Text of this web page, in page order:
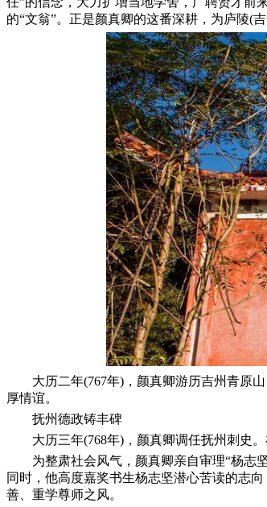
的“文翁”。正是颜真卿的这番深耕，为庐陵(
大历二年(767年)，颜真卿游历吉州青原
厚情谊。
抚州德政铸丰碑
大历三年(768年)，颜真卿调任抚州刺史
为整肃社会风气，颜真卿亲自审理“杨志
同时，他高度嘉奖书生杨志坚潜心苦读的志
善、重学尊师之风。